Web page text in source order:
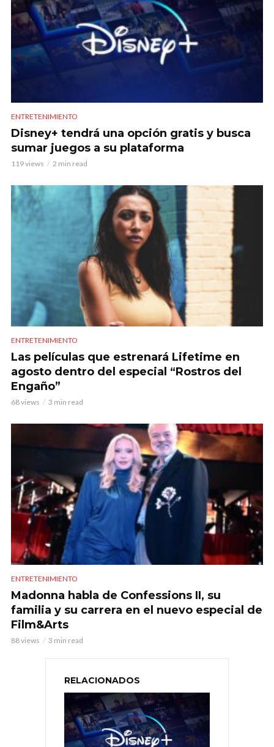
ENTRETENIMIENTO
Disney+ tendrá una opción gratis y busca
sumar juegos a su plataforma
119 views 2 min read
ENTRETENIMIENTO
Las películas que estrenará Lifetime en
agosto dentro del especial “Rostros del
Engaño”
68 views 3 min read
ENTRETENIMIENTO
Madonna habla de Confessions II, su
familia y su carrera en el nuevo especial de
Film&Arts
88 views 3 min read
RELACIONADOS